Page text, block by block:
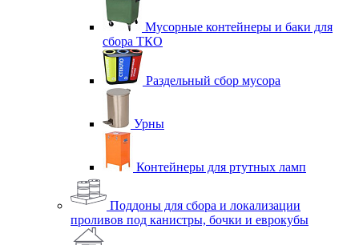
Мусорные контейнеры и баки для
сбора ТКО
Раздельный сбор мусора
Урны
Контейнеры для ртутных ламп
Поддоны для сбора и локализации
проливов под канистры, бочки и еврокубы